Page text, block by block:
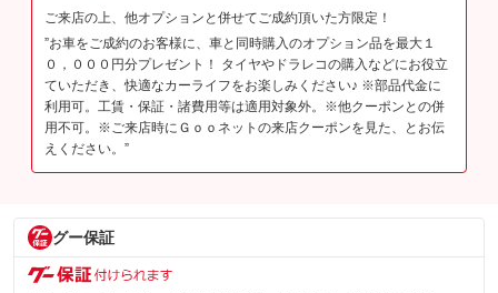
ご来店の上、他オプションと併せてご成約頂いた方限定！
”お車をご成約のお客様に、車と同時購入のオプション品を最大１
０，０００円分プレゼント！ タイヤやドラレコの購入などにお役立
ていただき、快適なカーライフをお楽しみください♪ ※部品代金に
利用可。工賃・保証・諸費用等は適用対象外。※他クーポンとの併
用不可。※ご来店時にＧｏｏネットの来店クーポンを見た、とお伝
えください。”
グー保証